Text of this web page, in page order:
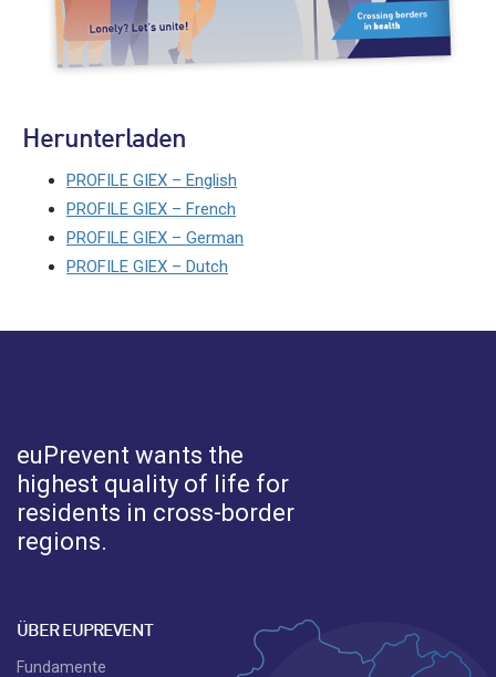
Herunterladen
PROFILE GIEX – English
PROFILE GIEX – French
PROFILE GIEX – German
PROFILE GIEX – Dutch
euPrevent wants the
highest quality of life for
residents in cross-border
regions.
ÜBER EUPREVENT
Fundamente